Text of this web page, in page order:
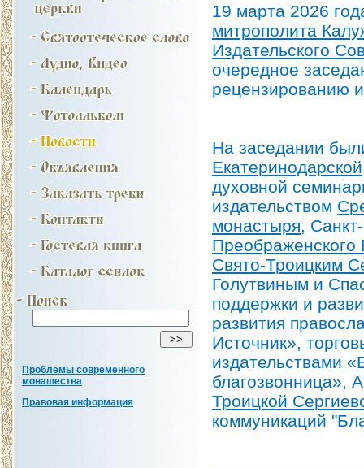
Проблемы современного
монашества
Правовая информация
19 марта 2026
митрополита
Издательского
очередное
рецензированию
На заседании
Екатеринодарской
духовной
издательством
монастыря,
Преображенского
Свято-Троицким
Голутвиным и
поддержки и
развития
Источник»,
издательствами
благозвонница»,
Троицкой
коммуникаций